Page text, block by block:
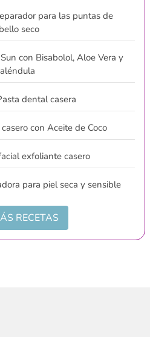
para las puntas de
seco
con Bisabolol, Aloe Vera y
dental casera
con Aceite de Coco
exfoliante casero
para piel seca y sensible
RECETAS